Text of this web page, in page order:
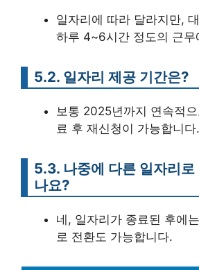
일자리에 따라 달라지만,
하루 4~6시간 정도의 근무
5.2. 일자리 제공 기간은?
보통 2025년까지 연속적
료 후 재신청이 가능합니다.
5.3. 나중에 다른 일자리로
나요?
네, 일자리가 종료된 후에
로 전환도 가능합니다.